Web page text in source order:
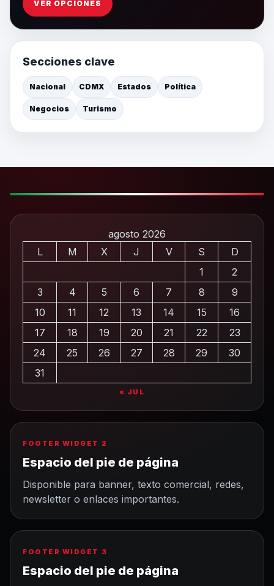
VER OPCIONES
Secciones clave
Nacional CDMX Estados Política
Negocios Turismo
agosto 2026
L
M X J V S
D
1
2
3
4 5 6 7 8
9
10
11 12 13 14 15
16
17
18 19 20 21 22
23
24
25 26 27 28 29
30
31
« JUL
FOOTER WIDGET 2
Espacio del pie de página
Disponible para banner, texto comercial, redes,
newsletter o enlaces importantes.
FOOTER WIDGET 3
Espacio del pie de página